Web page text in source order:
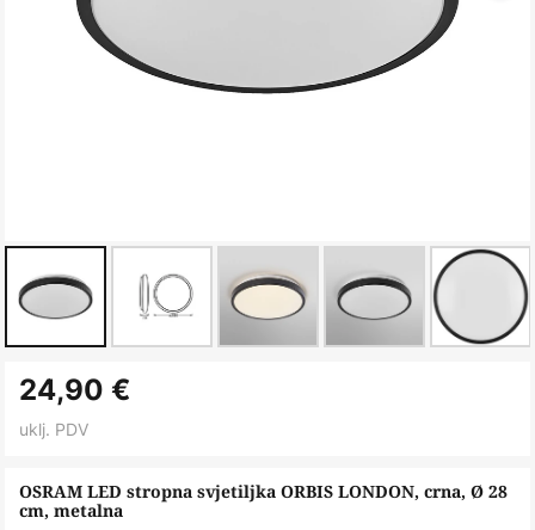
to
the
of
the
OSRAM LED stropna svjetiljka ORBIS LONDON, crna, Ø 28
cm, metalna
24,90 €
uklj. PDV